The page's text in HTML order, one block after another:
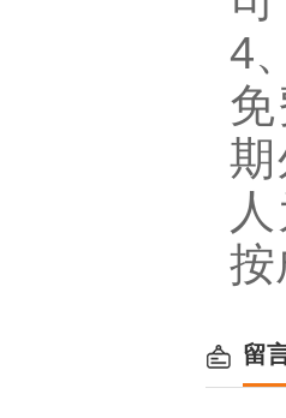
4
按
留